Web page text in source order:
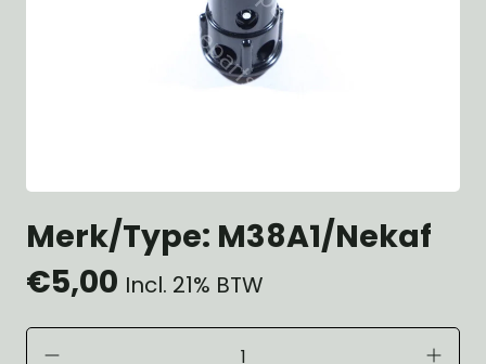
Merk/Type: M38A1/Nekaf
€5,00 Incl. 21% BTW